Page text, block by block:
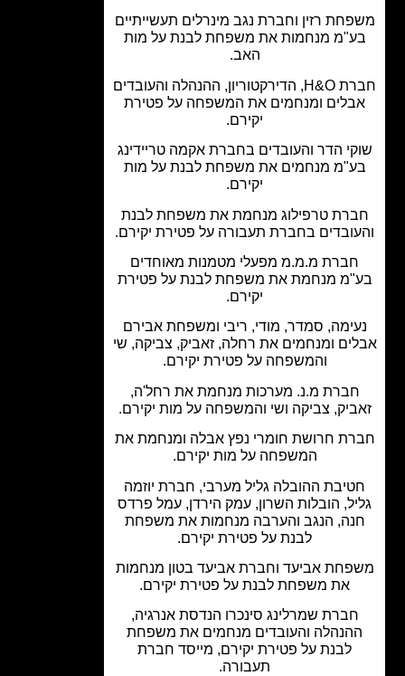
רזין וחברת נגב מינרלים תעשייתיים
מנחמות את משפחת לבנת על מות
חברת H&O, הדירקטוריון, ההנהלה והעובדים
ומנחמים את המשפחה על פטירת
הדר והעובדים בחברת אקמה טריידינג
מנחמים את משפחת לבנת על מות
טרפילוג מנחמת את משפחת לבנת
בחברת תעבורה על פטירת יקירם.
מ.מ.מ מפעלי מטמנות מאוחדים
מנחמת את משפחת לבנת על פטירת
סמדר, מודי, ריבי ומשפחת אבירם
ומנחמים את רחלה, זאביק, צביקה, שי
והמשפחה על פטירת יקירם.
מ.נ. מערכות מנחמת את רחל'ה,
צביקה ושי והמשפחה על מות יקירם.
חרושת חומרי נפץ אבלה ומנחמת את
המשפחה על מות יקירם.
ההובלה גליל מערבי, חברת יוזמה
הובלות השרון, עמק הירדן, עמל פרדס
הנגב והערבה מנחמות את משפחת
לבנת על פטירת יקירם.
אביעד וחברת אביעד בטון מנחמות
את משפחת לבנת על פטירת יקירם.
חברת שמרלינג סינכרו הנדסת אנרגיה,
והעובדים מנחמים את משפחת
לבנת על פטירת יקירם, מייסד חברת
תעבורה.